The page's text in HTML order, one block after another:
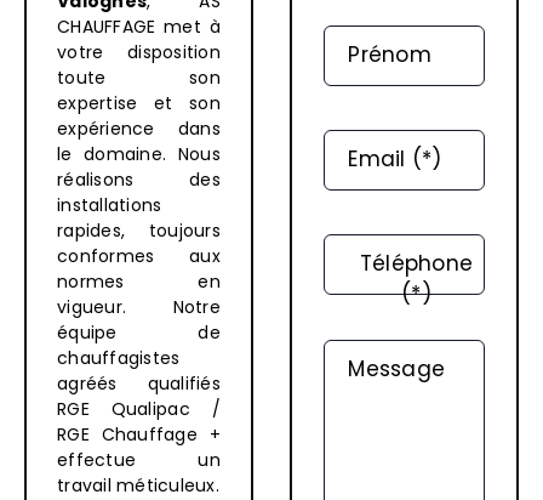
CHAUFFAGE met à
votre disposition
toute son
expertise et son
expérience dans
le domaine. Nous
réalisons des
installations
rapides, toujours
conformes aux
normes en
vigueur. Notre
équipe de
chauffagistes
agréés qualifiés
RGE Qualipac /
RGE Chauffage +
effectue un
travail méticuleux.
Prénom
Email (*)
Téléphone
(*)
Message